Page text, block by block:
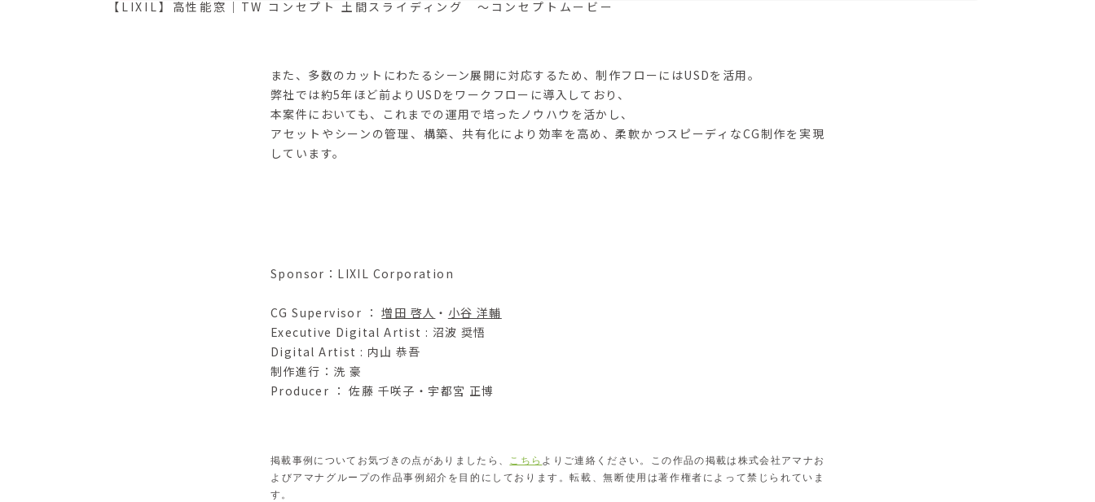
【LIXIL】高性能窓｜TW コンセプト 土間スライディング ～コンセプトムービー
また、多数のカットにわたるシーン展開に対応するため、制作フローにはUSDを活用。
弊社では約5年ほど前よりUSDをワークフローに導入しており、
本案件においても、これまでの運用で培ったノウハウを活かし、
アセットやシーンの管理、構築、共有化により効率を高め、柔軟かつスピーディなCG制作を実現
しています。
Sponsor：LIXIL Corporation
CG Supervisor ：増田 啓人 ・ 小谷 洋輔
Executive Digital Artist : 沼波 奨悟
Digital Artist : 内山 恭吾
制作進行：洗 豪
Producer ： 佐藤 千咲子・宇都宮 正博
掲載事例についてお気づきの点がありましたら、 こちら よりご連絡ください。この作品の掲載は株式会社アマナお
よびアマナグループの作品事例紹介を目的にしております。転載、無断使用は著作権者によって禁じられていま
す。